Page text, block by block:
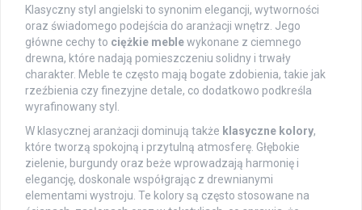
Klasyczny styl angielski to synonim elegancji, wytworności
oraz świadomego podejścia do aranżacji wnętrz. Jego
główne cechy to ciężkie meblewykonane z ciemnego
drewna, które nadają pomieszczeniu solidny i trwały
charakter. Meble te często mają bogate zdobienia, takie jak
rzeźbienia czy finezyjne detale, co dodatkowo podkreśla
wyrafinowany styl.
W klasycznej aranżacji dominują także klasyczne kolory,
które tworzą spokojną i przytulną atmosferę. Głębokie
zielenie, burgundy oraz beże wprowadzają harmonię i
elegancję, doskonale współgrając z drewnianymi
elementami wystroju. Te kolory są często stosowane na